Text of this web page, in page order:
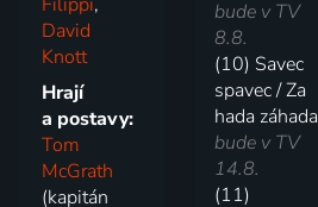
David
Knott
Hrají
a postavy:
Tom
McGrath
(kapitán
bude v TV
8.8.
(10) Savec
spavec / Za
hada záhada
bude v TV
14.8.
(11)